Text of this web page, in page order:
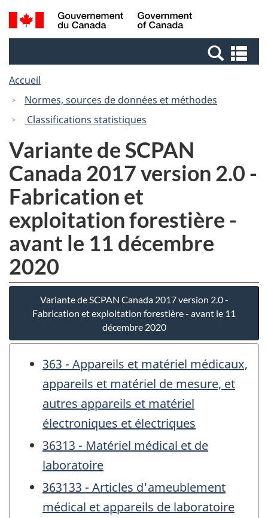
Passer
au
Passer
à
Canada
Recherche
et
et
Accueil
Normes, sources de données et méthodes
Classifications statistiques
Variante de SCPAN
Canada 2017 version 2.0 -
Fabrication et
exploitation forestière -
avant le 11 décembre
2020
Variante de SCPAN Canada 2017 version 2.0 -
Fabrication et exploitation forestière - avant le 11
décembre 2020
363 - Appareils et matériel médicaux,
appareils et matériel de mesure, et
autres appareils et matériel
électroniques et électriques
36313 - Matériel médical et de
laboratoire
363133 - Articles d'ameublement
médical et appareils de laboratoire